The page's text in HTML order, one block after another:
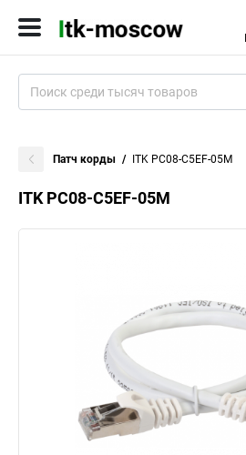
Патч корды ITK PC08-C5EF-05M
ITK PC08-C5EF-05M